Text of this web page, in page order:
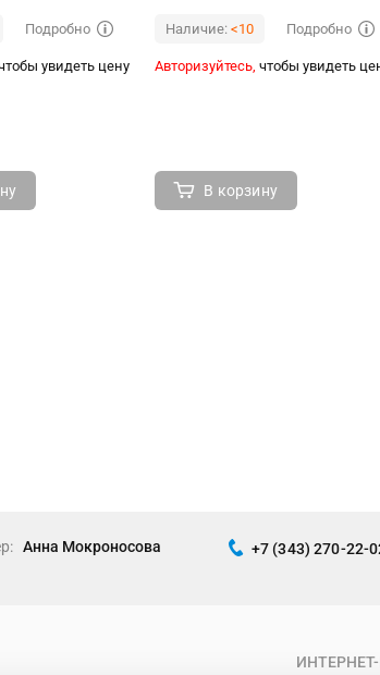
Подробно
увидеть цену
Наличие: <10 Подробно
Авторизуйтесь, чтобы увидеть
В корзину
Анна Мокроносова +7 (343) 270-22-